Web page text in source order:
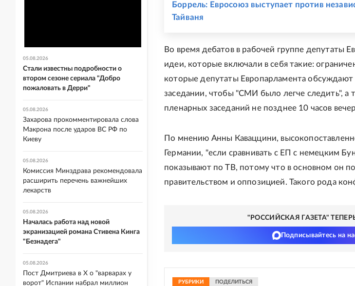
Боррель: Евросоюз выступает против
Тайваня
Во время дебатов в рабочей группе депутаты
идеи, которые включали в себя такие:
которые депутаты Европарламента
заседании, чтобы "СМИ было легче следить", а
пленарных заседаний не позднее 10 часов
По мнению Анны Каваццини,
Германии, "если сравнивать с ЕП с немецким
показывают по ТВ, потому что в основном он
правительством и оппозицией. Такого рода
"РОССИЙСКАЯ ГАЗЕТА"
Подписывайтесь на
РУБРИКИ ПОДЕЛИТЬСЯ
05.08.2026
Стали известны подробности о
втором сезоне сериала "Добро
пожаловать в Дерри"
05.08.2026
Захарова прокомментировала слова
Макрона после ударов ВС РФ по
Киеву
05.08.2026
Комиссия Минздрава рекомендовала
расширить перечень важнейших
лекарств
05.08.2026
Началась работа над новой
экранизацией романа Стивена Кинга
"Безнадега"
05.08.2026
Пост Дмитриева в X о "варварах у
ворот" Испании набрал миллион